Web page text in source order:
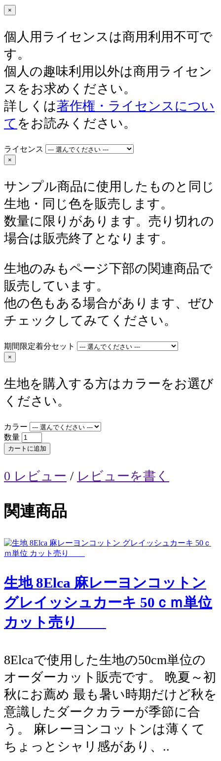
×
個人用ライセンスは商用利用不可で
す。
個人の趣味利用以外は商用ライセン
スをお求めください。
詳しくは著作権・ライセンスについ
て をお読みください。
ライセンス
×
サンプル商品に使用したものと同じ
生地・同じ色を販売します。
数量に限りがあります。売り切れの
場合は販売終了となります。
生地のみもページ下部の関連商品で
販売しています。
他の色もある場合があります、ぜひ
チェックしてみてください。
期間限定着分セット
×
生地を購入する方はカラーをお選び
ください。
カラー
数量
カートに追加
0 レビュー / レビューを書く
関連商品
生地 8Elca 麻レーヨンコットン
グレイッシュカーキ 50ｃｍ単位
カット売り
8Elcaで使用した生地の50cm単位の
オーダーカット販売です。 晩夏～初
秋にお薦め 最も暑い時期だけど秋を
意識したダークカラーが季節に合
う。 麻レーヨンコットンは薄くて
ちょっとシャリ感があり、..